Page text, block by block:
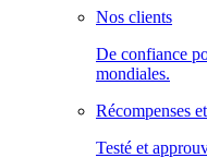
Nos clients
De confiance
mondiales.
Récompenses
Testé et